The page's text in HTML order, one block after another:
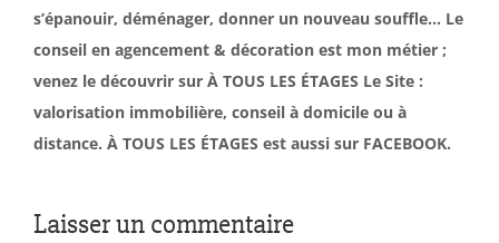
s’épanouir, déménager, donner un nouveau souffle… Le
conseil en agencement & décoration est mon métier ;
venez le découvrir sur À TOUS LES ÉTAGES Le Site :
valorisation immobilière, conseil à domicile ou à
distance. À TOUS LES ÉTAGES est aussi sur FACEBOOK.
Laisser un commentaire